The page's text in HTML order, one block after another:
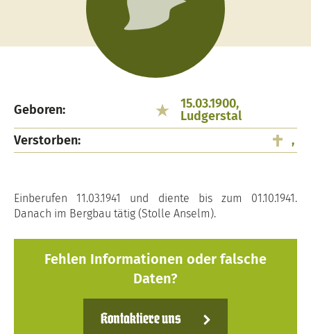
Geboren:
15.03.1900,
Ludgerstal
Verstorben:
,
Einberufen 11.03.1941 und diente bis zum 01.10.1941.
Danach im Bergbau tätig (Stolle Anselm).
Fehlen Informationen oder falsche
Daten?
Kontaktiere uns